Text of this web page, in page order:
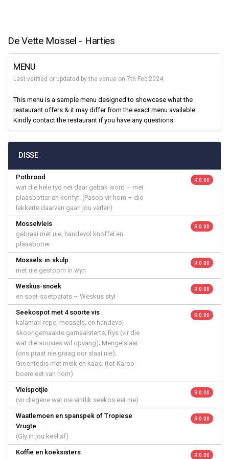
De Vette Mossel - Harties
MENU
Last verified or updated by the venue on 7th Feb 2024.
This menu is a sample menu designed to showcase what the
restaurant offers & it may differ from the exact menu available.
Kindly contact the restaurant if you have any questions.
DISSE
Potbrood
wat die hele tyd net daar gebak word – met
plaasbotter en konfyt. (Pasop vir hom – die
lekkerte daarvan gaan jou verlei!)
R 0.00
Mosselvleis
gebraai met uie, handevol knoffel en
plaasbotter
R 0.00
Mossels-in-skulp
met uie gestoom in wyn
R 0.00
Weskus-snoek
en soet-soetpatats – Weskus styl
R 0.00
Seekospot met 4 soorte vis
kalamari-repe, mossels, en handevol
skoongemaakte garnaalsterte; Rys (vir die
wat die sousies wil opvang); Mengelslaai–
(ons praat nie graag oor slaai nie);
Groentedis met melk en kaas. (tot Karoo-
boere eet van hom)
R 0.00
Vleispotjie
(vir diegene wat nie eintlik seekos eet nie)
R 0.00
Waatlemoen en spanspek of Tropiese
Vrugte
(Gly in jou keel af)
R 0.00
Koffie en koeksisters
R 0.00